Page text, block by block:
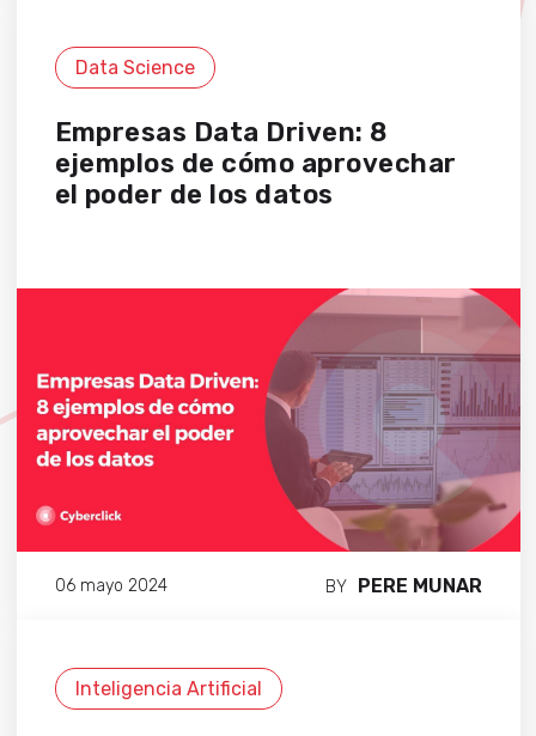
Data Science
Empresas Data Driven: 8
ejemplos de cómo aprovechar
el poder de los datos
06 mayo 2024 BY PERE MUNAR
Inteligencia Artificial